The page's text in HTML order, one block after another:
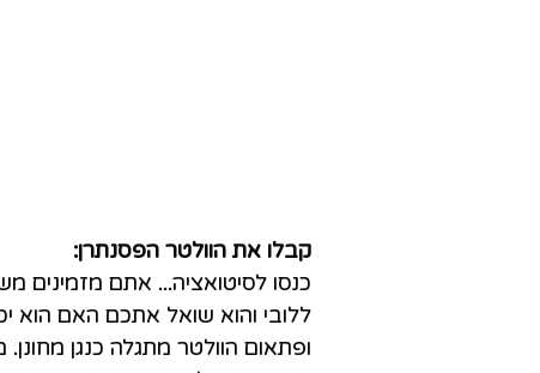
קבלו את הוולטר הפסנתרן:
כנסו לסיטואציה... אתם מזמינים
ללובי והוא שואל אתכם האם הוא
ופתאום הוולטר מתגלה כנגן